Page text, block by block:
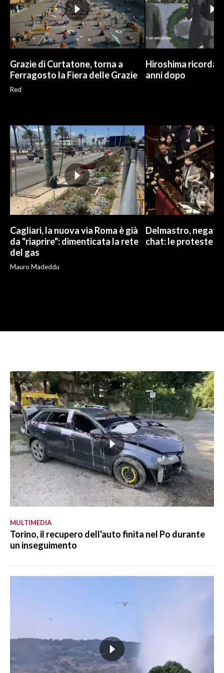
Grazie di Curtatone, torna a
Ferragosto la Fiera delle Grazie
Red
Hiroshima ricorda
anni dopo
Cagliari, la nuova via Roma è già
da "riaprire": dimenticata la rete
del gas
Mauro Madeddu
Delmastro,
chat: le proteste di
MULTIMEDIA
Torino, il recupero dell'auto finita nel Po durante
un inseguimento